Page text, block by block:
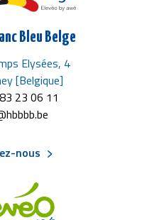
Bleu Belge
Elysées, 4
[Belgique]
23 06 11
nous